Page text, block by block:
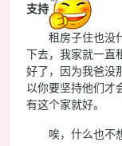
支持
租房子住也没
下去，我家就一
好了，因为我爸没
以你要坚持他们才
有这个家就好。
唉，什么也不